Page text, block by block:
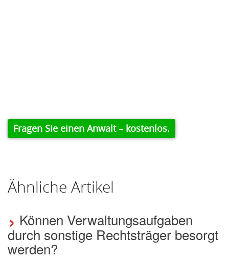
Fragen Sie einen Anwalt – kostenlos.
Ähnliche Artikel
› Können Verwaltungsaufgaben
durch sonstige Rechtsträger besorgt
werden?